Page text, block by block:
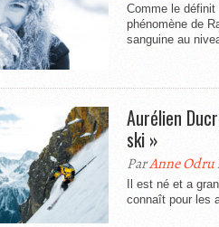
Comme le définit
phénomène de
sanguine au
Aurélien
ski »
ParAnne Odru
Il est né et a
connaît pour les